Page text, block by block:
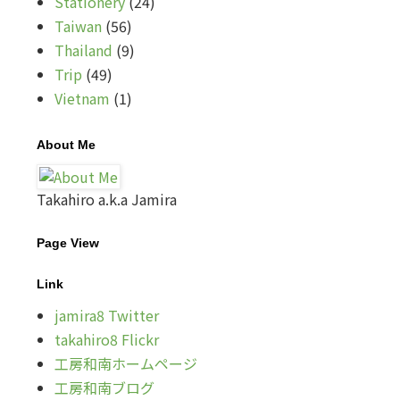
Taiwan (56)
Thailand (9)
Trip (49)
Vietnam (1)
About Me
Takahiro a.k.a Jamira
Page View
Link
jamira8 Twitter
takahiro8 Flickr
工房和南ホームページ
工房和南ブログ